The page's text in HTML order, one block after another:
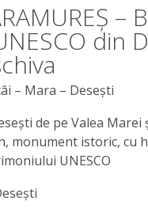
–
din
– Mara – Desești
de pe Valea Marei
monument istoric, cu
UNESCO